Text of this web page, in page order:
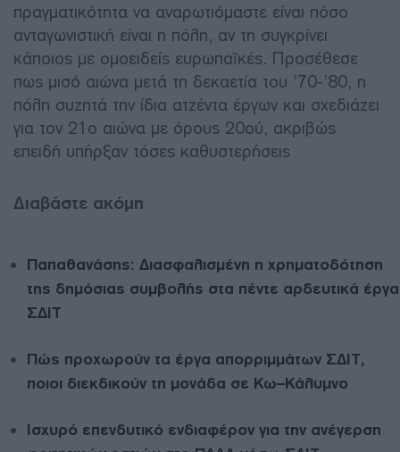
πραγματικότητα να αναρωτιόμαστε είναι πόσο
ανταγωνιστική είναι η πόλη, αν τη συγκρίνει
κάποιος με ομοειδείς ευρωπαϊκές. Προσέθεσε
πως μισό αιώνα μετά τη δεκαετία του ’70-’80, η
πόλη συζητά την ίδια ατζέντα έργων και σχεδιάζει
για τον 21ο αιώνα με όρους 20ού, ακριβώς
επειδή υπήρξαν τόσες καθυστερήσεις
Διαβάστε ακόμη
Παπαθανάσης: Διασφαλισμένη η χρηματοδότηση
της δημόσιας συμβολής στα πέντε αρδευτικά έργα
ΣΔΙΤ
Πώς προχωρούν τα έργα απορριμμάτων ΣΔΙΤ,
ποιοι διεκδικούν τη μονάδα σε Κω–Κάλυμνο
Ισχυρό επενδυτικό ενδιαφέρον για την ανέγερση